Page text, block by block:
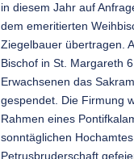
in diesem Jahr auf
dem emeritierten
Ziegelbauer übertragen.
Bischof in St. Margareth
Erwachsenen das
gespendet. Die Firmung
Rahmen eines
sonntäglichen
Petrusbruderschaft